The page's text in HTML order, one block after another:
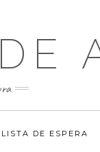
LISTA DE ESPERA